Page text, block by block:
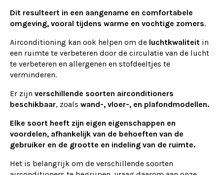
Dit resulteert in een aangename en comfortabele
omgeving, vooral tijdens warme en vochtige zomers.
Airconditioning kan ook helpen om de luchtkwaliteit in
een ruimte te verbeteren door de circulatie van de lucht
te verbeteren en allergenen en stofdeeltjes te
verminderen.
Er zijn verschillende soorten airconditioners
beschikbaar, zoals wand-, vloer-, en plafondmodellen.
Elke soort heeft zijn eigen eigenschappen en
voordelen, afhankelijk van de behoeften van de
gebruiker en de grootte en indeling van de ruimte.
Het is belangrijk om de verschillende soorten